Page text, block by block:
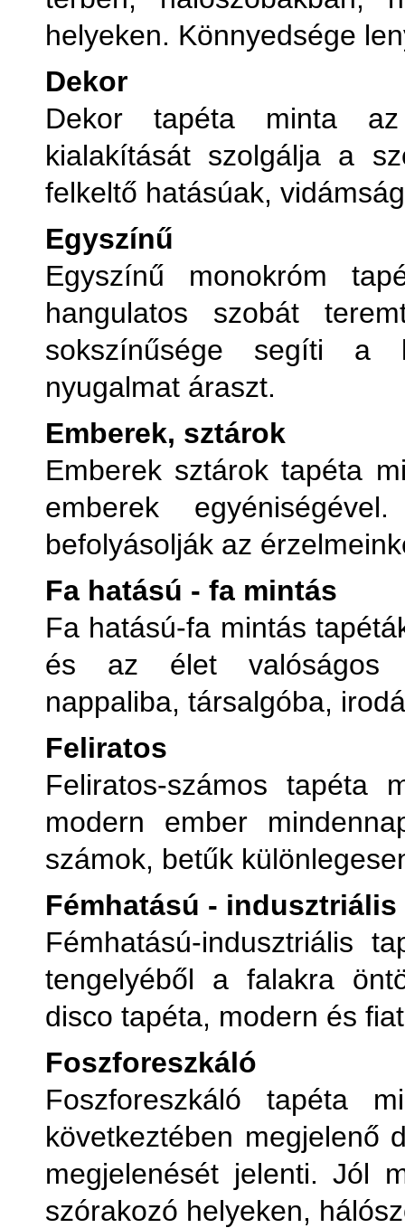
helyeken. Könnyedsége
Dekor
Dekor tapéta minta az
kialakítását szolgálja a
felkeltő hatásúak,
Egyszínű
Egyszínű monokróm
hangulatos szobát
sokszínűsége segíti a
nyugalmat áraszt.
Emberek, sztárok
Emberek sztárok tapéta
emberek
befolyásolják az
Fa hatású - fa mintás
Fa hatású-fa mintás
és az élet valóságos
nappaliba, társalgóba,
Feliratos
Feliratos-számos tapéta
modern ember
számok, betűk
Fémhatású - indusztriális
Fémhatású-indusztriális
tengelyéből a falakra
disco tapéta, modern és
Foszforeszkáló
Foszforeszkáló tapéta
következtében megjelenő
megjelenését jelenti. Jól
szórakozó helyeken,